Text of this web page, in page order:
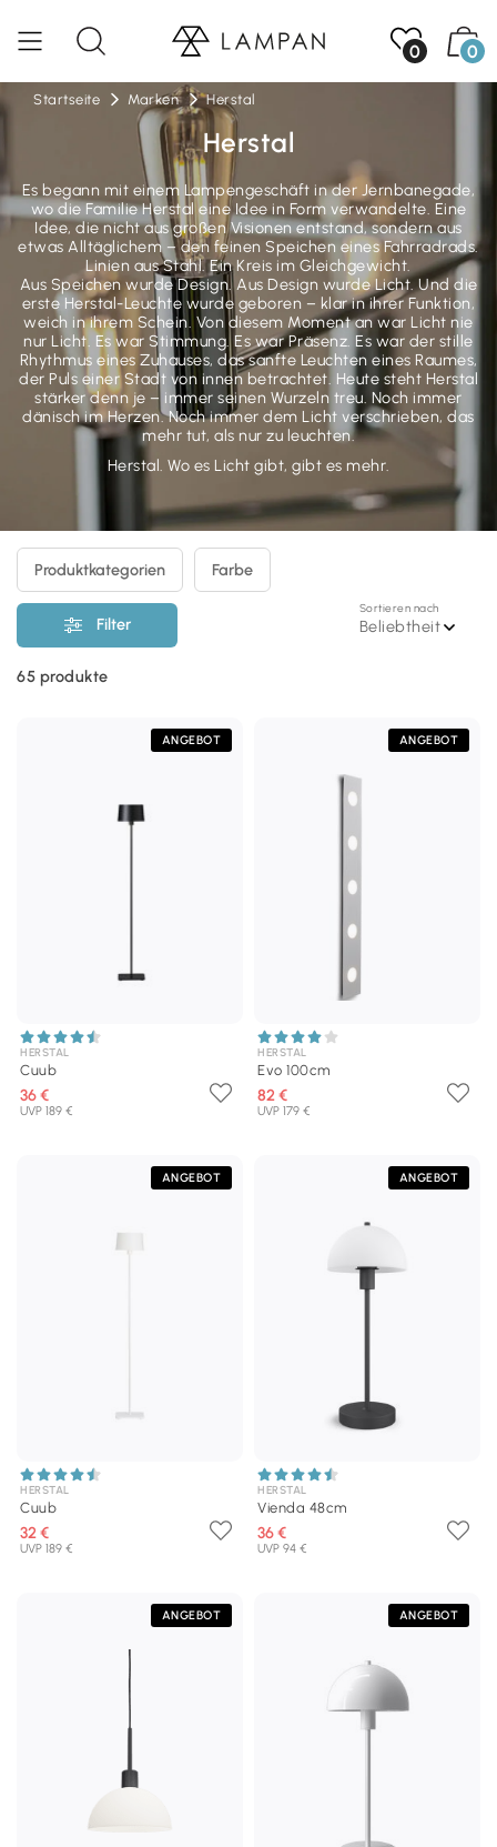
0 0
Startseite Marken Herstal
Herstal
Es begann mit einem Lampengeschäft in der Jernbanegade,
wo die Familie Herstal eine Idee in Form verwandelte. Eine
Idee, die nicht aus großen Visionen entstand, sondern aus
etwas Alltäglichem – den feinen Speichen eines Fahrradrads.
Linien aus Stahl. Ein Kreis im Gleichgewicht.
Aus Speichen wurde Design. Aus Design wurde Licht. Und die
erste Herstal-Leuchte wurde geboren – klar in ihrer Funktion,
weich in ihrem Schein. Von diesem Moment an war Licht nie
nur Licht. Es war Stimmung. Es war Präsenz. Es war der stille
Rhythmus eines Zuhauses, das sanfte Leuchten eines Raumes,
der Puls einer Stadt von innen betrachtet. Heute steht Herstal
stärker denn je – immer seinen Wurzeln treu. Noch immer
dänisch im Herzen. Noch immer dem Licht verschrieben, das
mehr tut, als nur zu leuchten.
Herstal. Wo es Licht gibt, gibt es mehr.
Filter
Produktkategorien Farbe
Sortieren nach
Beliebtheit
65 produkte
ANGEBOT
HERSTAL
Cuub
36 €
UVP 189 €
ANGEBOT
HERSTAL
Evo 100cm
82 €
UVP 179 €
ANGEBOT
HERSTAL
Cuub
32 €
UVP 189 €
ANGEBOT
HERSTAL
Vienda 48cm
36 €
UVP 94 €
ANGEBOT ANGEBOT